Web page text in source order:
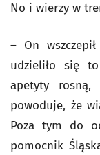
No i wierzy w
– On
udzieliło się
apetyty rosną,
powoduje, że
Poza tym do
pomocnik